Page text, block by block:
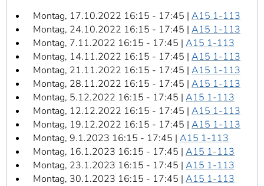
Montag, 17.10.2022 16:15 - 17:45 | A15 1-113
Montag, 24.10.2022 16:15 - 17:45 | A15 1-113
Montag, 7.11.2022 16:15 - 17:45 | A15 1-113
Montag, 14.11.2022 16:15 - 17:45 | A15 1-113
Montag, 21.11.2022 16:15 - 17:45 | A15 1-113
Montag, 28.11.2022 16:15 - 17:45 | A15 1-113
Montag, 5.12.2022 16:15 - 17:45 | A15 1-113
Montag, 12.12.2022 16:15 - 17:45 | A15 1-113
Montag, 19.12.2022 16:15 - 17:45 | A15 1-113
Montag, 9.1.2023 16:15 - 17:45 | A15 1-113
Montag, 16.1.2023 16:15 - 17:45 | A15 1-113
Montag, 23.1.2023 16:15 - 17:45 | A15 1-113
Montag, 30.1.2023 16:15 - 17:45 | A15 1-113